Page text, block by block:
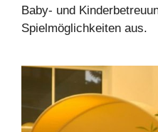
Baby- und
Spielmöglichkeiten aus.